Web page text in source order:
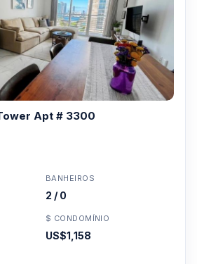
Apt # 3300
BANHEIROS
2 / 0
$ CONDOMÍNIO
US$1,158